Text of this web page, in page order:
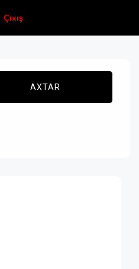
Çıxış
AXTAR